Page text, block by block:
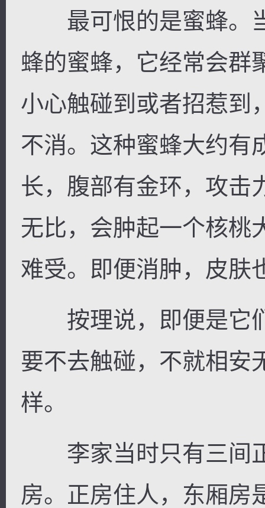
最可恨的是蜜蜂。
蜂的蜜蜂，它经常会群
小心触碰到或者招惹到
不消。这种蜜蜂大约有
长，腹部有金环，攻击
无比，会肿起一个核桃
难受。即便消肿，皮肤
按理说，即便是它
要不去触碰，不就相安
样。
李家当时只有三间
房。正房住人，东厢房